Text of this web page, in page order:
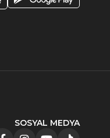
SOSYAL MEDYA